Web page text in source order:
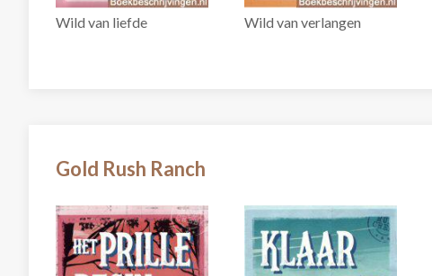
Wild van liefde Wild van verlangen
Gold Rush Ranch